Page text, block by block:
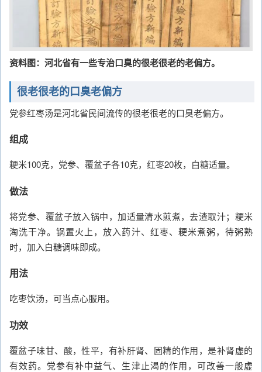
资料图：河北省有一些专治口臭的很老很老的老偏方。
很老很老的口臭老偏方
党参红枣汤是河北省民间流传的很老很老的口臭老偏方。
组成
粳米100克，党参、覆盆子各10克，红枣20枚，白糖适量。
做法
将党参、覆盆子放入锅中，加适量清水煎煮，去渣取汁；粳米
淘洗干净。锅置火上，放入药汁、红枣、粳米煮粥，待粥熟
时，加入白糖调味即成。
用法
吃枣饮汤，可当点心服用。
功效
覆盆子味甘、酸，性平，有补肝肾、固精的作用，是补肾虚的
有效药。党参有补中益气、生津止渴的作用，可改善一般虚